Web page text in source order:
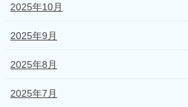
2025年10月
2025年9月
2025年8月
2025年7月